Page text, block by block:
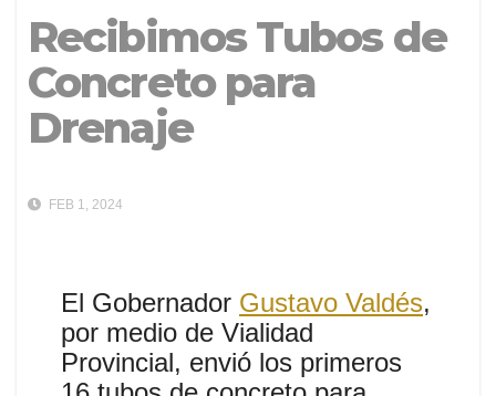
Recibimos Tubos de
Concreto para
Drenaje
FEB 1, 2024
El Gobernador Gustavo Valdés,
por medio de Vialidad
Provincial, envió los primeros